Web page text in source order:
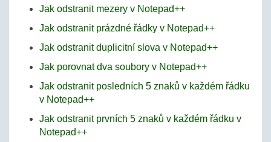
Jak odstranit mezery v Notepad++
Jak odstranit prázdné řádky v Notepad++
Jak odstranit duplicitní slova v Notepad++
Jak porovnat dva soubory v Notepad++
Jak odstranit posledních 5 znaků v každém řádku
v Notepad++
Jak odstranit prvních 5 znaků v každém řádku v
Notepad++